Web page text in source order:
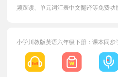
频跟读、单元词汇表中文翻译等免费功
小学川教版英语六年级下册：课本同步